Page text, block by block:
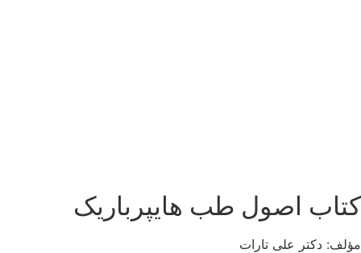
کتاب اصول طب هایپرباریک
مؤلف: دکتر علی تارات